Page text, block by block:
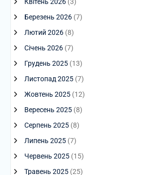
Березень 2026(7)
Лютий 2026(8)
Січень 2026(7)
Грудень 2025(13)
Листопад 2025(7)
Жовтень 2025(12)
Вересень 2025(8)
Серпень 2025(8)
Липень 2025(7)
Червень 2025(15)
Травень 2025(25)